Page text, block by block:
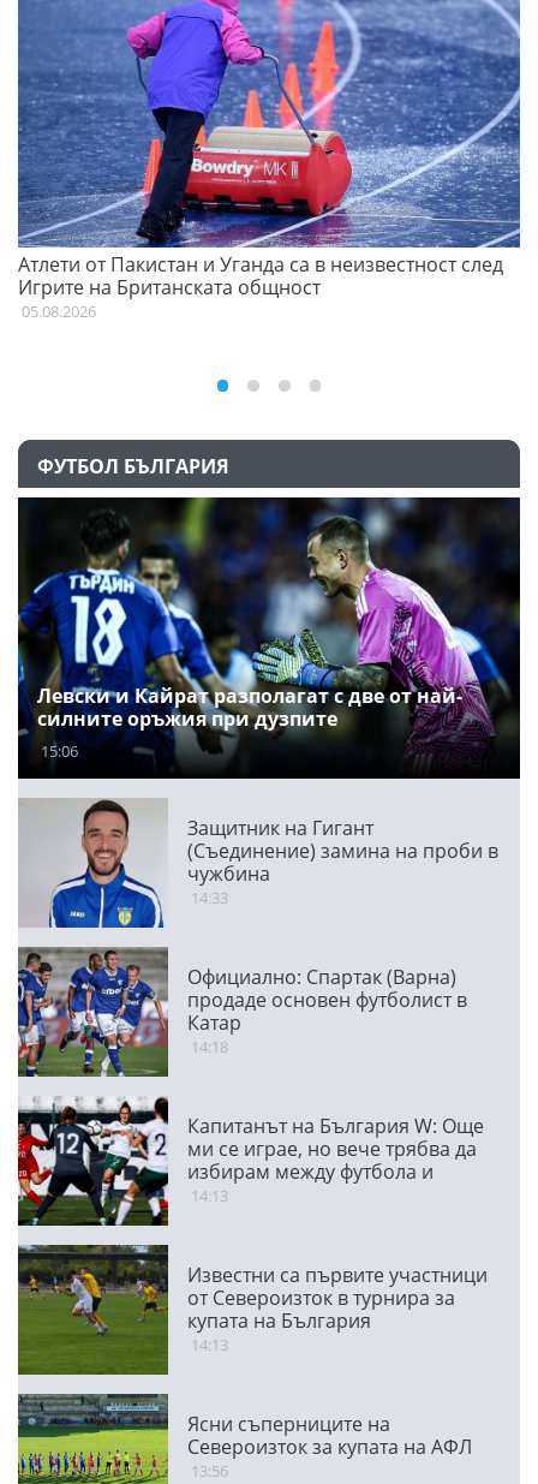
Атлети от Пакистан и Уганда са в неизвестност след
Игрите на Британската общност
05.08.2026
ФУТБОЛ БЪЛГАРИЯ
Левски и Кайрат разполагат с две от най-
силните оръжия при дузпите
15:06
Защитник на Гигант
(Съединение) замина на проби в
чужбина
14:33
Официално: Спартак (Варна)
продаде основен футболист в
Катар
14:18
Капитанът на България W: Още
ми се играе, но вече трябва да
избирам между футбола и
семейството
14:13
Известни са първите участници
от Североизток в турнира за
купата на България
14:13
Ясни съперниците на
Североизток за купата на АФЛ
13:56